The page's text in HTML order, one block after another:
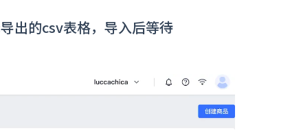
出的csv表格，导入后等待